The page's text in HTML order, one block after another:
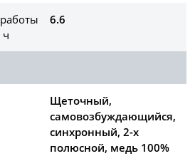
6.6
Щеточный,
самовозбуждающийся,
синхронный, 2-х
полюсной, медь 100%